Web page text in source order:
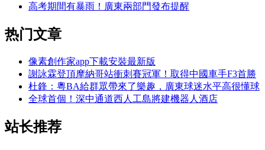
高考期間有暴雨！廣東兩部門發布提醒
热门文章
像素創作家app下載安裝最新版
謝詠霖登頂摩納哥站衝刺賽冠軍！取得中國車手F3首勝
杜鋒：粵BA給群眾帶來了樂趣，廣東球迷水平高很懂球
全球首個！深中通道西人工島將建機器人酒店
站长推荐